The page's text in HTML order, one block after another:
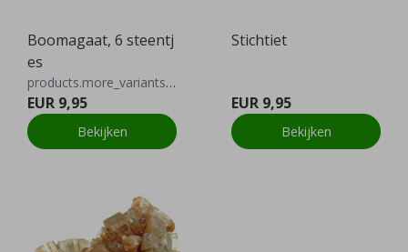
Boomagaat, 6 steentj
es
products.more_variants_available
EUR 9,95
Bekijken
Stichtiet
EUR 9,95
Bekijken